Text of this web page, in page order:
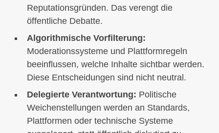
Reputationsgründen. Das verengt die
öffentliche Debatte.
Algorithmische Vorfilterung:
Moderationssysteme und Plattformregeln
beeinflussen, welche Inhalte sichtbar werden.
Diese Entscheidungen sind nicht neutral.
Delegierte Verantwortung: Politische
Weichenstellungen werden an Standards,
Plattformen oder technische Systeme